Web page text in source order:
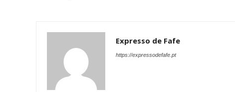
Expresso de Fafe
https://expressodefafe.pt